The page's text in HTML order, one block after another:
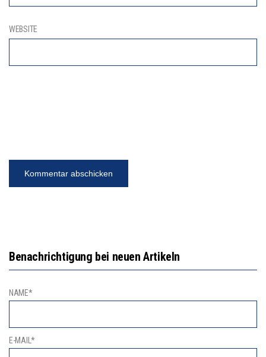
WEBSITE
Benachrichtigung bei neuen Artikeln
NAME*
E-MAIL*